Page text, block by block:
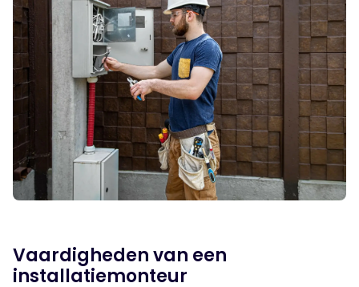
Vaardigheden van een
installatiemonteur